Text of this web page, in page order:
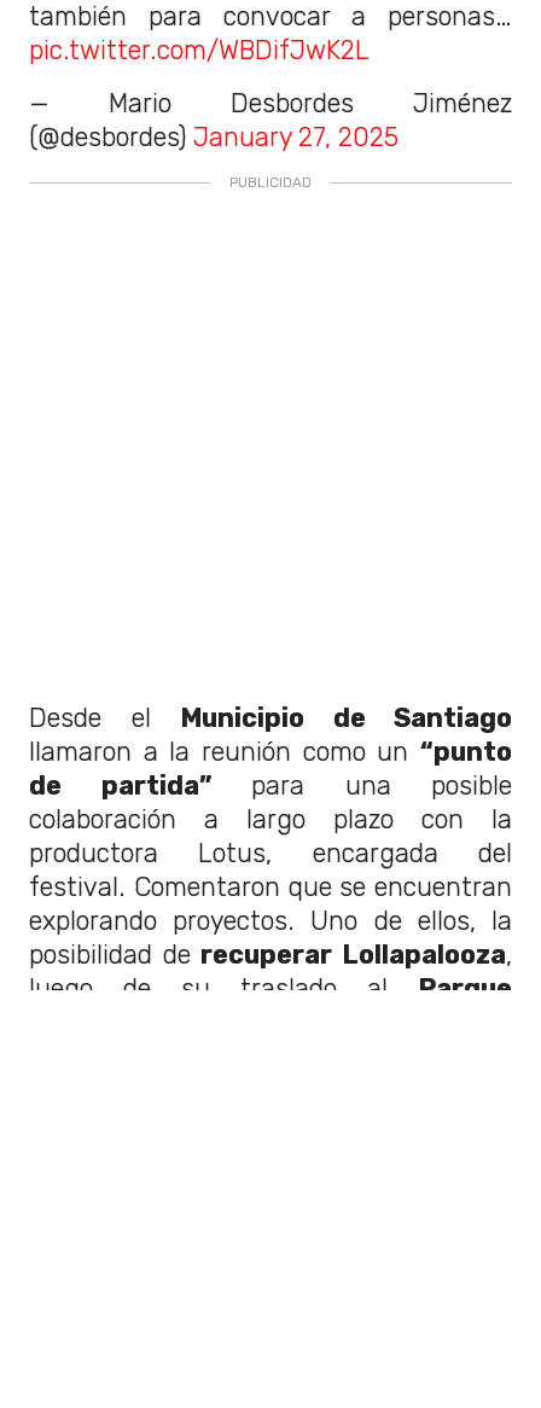
también para convocar a personas…
pic.twitter.com/WBDifJwK2L
— Mario Desbordes Jiménez
(@desbordes) January 27, 2025
Desde el Municipio de Santiago
llamaron a la reunión como un “punto
de partida”para una posible
colaboración a largo plazo con la
productora Lotus, encargada del
festival. Comentaron que se encuentran
explorando proyectos. Uno de ellos, la
posibilidad de recuperar Lollapalooza,
luego de su traslado al Parque